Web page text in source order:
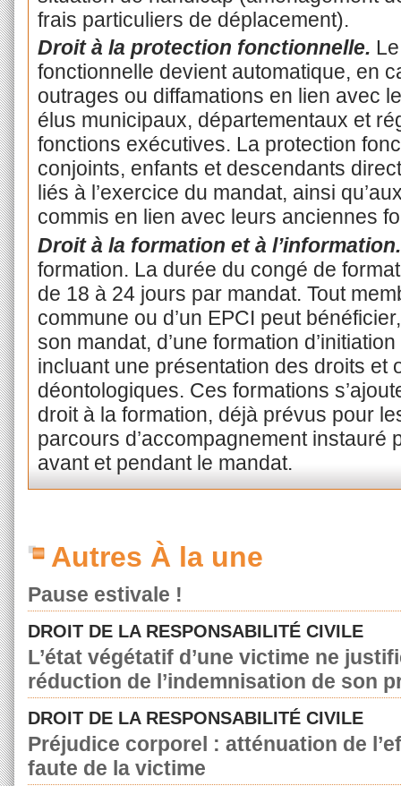
frais particuliers de déplacement).
Droit à la protection fonctionnelle.
fonctionnelle devient automatique, en
outrages ou diffamations en lien avec
élus municipaux, départementaux et
fonctions exécutives. La protection
conjoints, enfants et descendants
liés à l’exercice du mandat, ainsi
commis en lien avec leurs anciennes
Droit à la formation et à l’information.
formation. La durée du congé de
de 18 à 24 jours par mandat. Tout
commune ou d’un EPCI peut
son mandat, d’une formation
incluant une présentation des droits et
déontologiques. Ces formations
droit à la formation, déjà prévus pour
parcours d’accompagnement instauré
avant et pendant le mandat.
Autres À la une
Pause estivale !
DROIT DE LA RESPONSABILITÉ CIVILE
L’état végétatif d’une victime ne
réduction de l’indemnisation de son
DROIT DE LA RESPONSABILITÉ CIVILE
Préjudice corporel : atténuation de
faute de la victime